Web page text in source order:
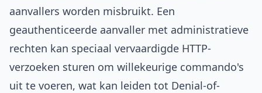
aanvallers worden misbruikt. Een
geauthenticeerde aanvaller met administratieve
rechten kan speciaal vervaardigde HTTP-
verzoeken sturen om willekeurige commando's
uit te voeren, wat kan leiden tot Denial-of-